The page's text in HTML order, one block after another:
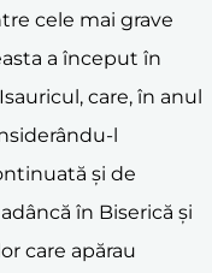
cele mai grave
a început în
care, în anul
l
și de
în Biserică și
care apărau